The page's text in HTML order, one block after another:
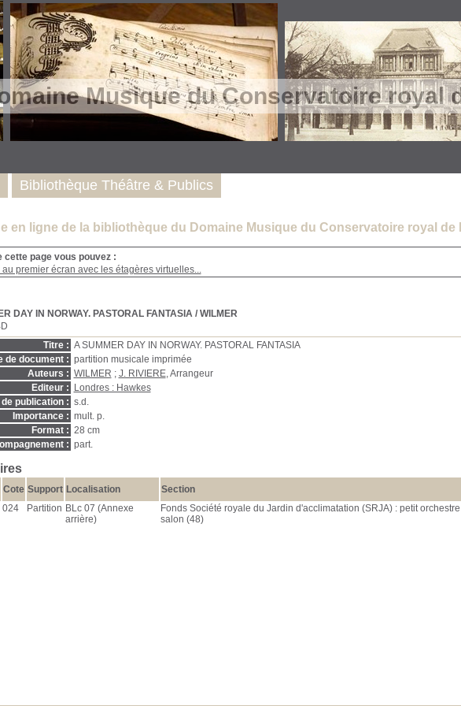
Musique du Conservatoire royal
en ligne de la bibliothèque du Domaine Musique du Conservatoire royal de
cette page vous pouvez :
premier écran avec les étagères virtuelles...
DAY IN NORWAY. PASTORAL FANTASIA/ WILMER
Titre : A SUMMER DAY IN NORWAY. PASTORAL FANTASIA
de document : partition musicale imprimée
Auteurs : WILMER ; J. RIVIERE, Arrangeur
Editeur :
Londres : Hawkes
publication : s.d.
Importance : mult. p.
Format : 28 cm
: part.
Cote Support Localisation Section
024
Partition BLc 07 (Annexe
arrière)
Fonds Société royale du Jardin d'acclimatation (SRJA) : petit
salon (48)
Bibliothèque Théâtre & Publics